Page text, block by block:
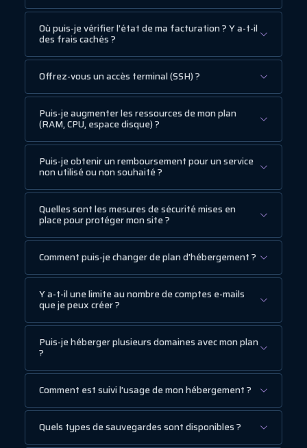
Où puis-je vérifier l’état de ma facturation ? Y a-t-il
des frais cachés ?
Offrez-vous un accès terminal (SSH) ?
Puis-je augmenter les ressources de mon plan
(RAM, CPU, espace disque) ?
Puis-je obtenir un remboursement pour un service
non utilisé ou non souhaité ?
Quelles sont les mesures de sécurité mises en
place pour protéger mon site ?
Comment puis-je changer de plan d’hébergement ?
Y a-t-il une limite au nombre de comptes e-mails
que je peux créer ?
Puis-je héberger plusieurs domaines avec mon plan
?
Comment est suivi l’usage de mon hébergement ?
Quels types de sauvegardes sont disponibles ?